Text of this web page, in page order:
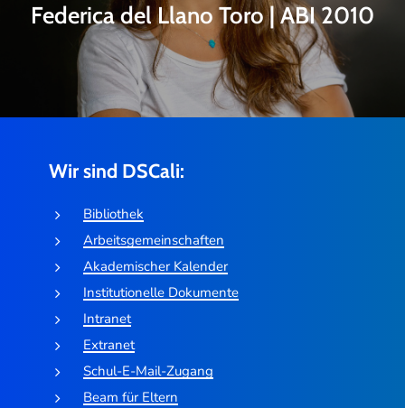
Federica del Llano Toro | ABI 2010
Wir sind DSCali:
Bibliothek
Arbeitsgemeinschaften
Akademischer Kalender
Institutionelle Dokumente
Intranet
Extranet
Schul-E-Mail-Zugang
Beam für Eltern